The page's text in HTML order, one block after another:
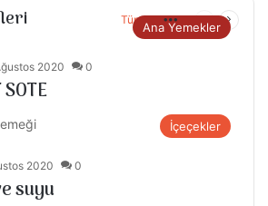
Tümü MoreÖnceki
sayfa
Ana Yemekler
2020 0
İçeçekler
2020 0
suyu